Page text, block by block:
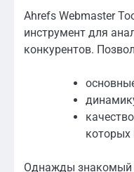
Ahrefs Webmaster
инструмент для
конкурентов.
которых
Однажды знакомый